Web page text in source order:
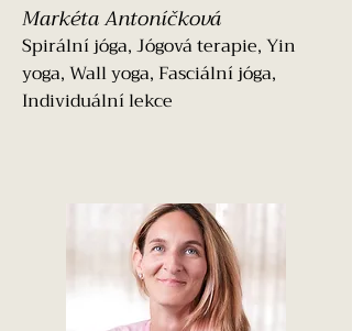
Markéta Antoníčková
Spirální jóga, Jógová terapie, Yin
yoga, Wall yoga, Fasciální jóga,
Individuální lekce